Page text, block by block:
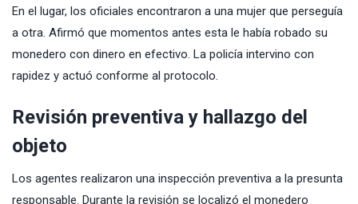
En el lugar, los oficiales encontraron a una mujer que perseguía
a otra. Afirmó que momentos antes esta le había robado su
monedero con dinero en efectivo. La policía intervino con
rapidez y actuó conforme al protocolo.
Revisión preventiva y hallazgo del
objeto
Los agentes realizaron una inspección preventiva a la presunta
responsable. Durante la revisión se localizó el monedero